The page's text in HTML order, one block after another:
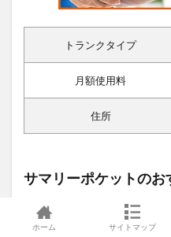
トランクタイプ
月額使用料
住所
サマリーポケットのお
ダンボール１個か
ホーム サイトマップ